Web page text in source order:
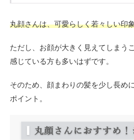
丸顔さんは、可愛らしく若々しい印
ただし、お顔が大きく見えてしまう
感じている方も多いはずです。
そのため、顔まわりの髪を少し長め
ポイント。